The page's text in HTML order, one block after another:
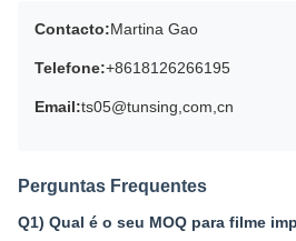
Contacto:Martina Gao
Telefone:+8618126266195
Email:ts05@tunsing,com,cn
Perguntas Frequentes
Q1) Qual é o seu MOQ para filme